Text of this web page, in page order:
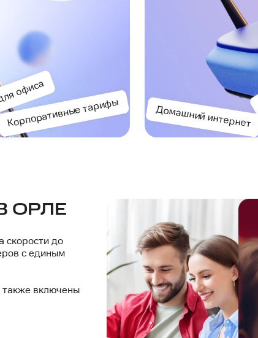
Корпоративные тарифы
офиса Домашний интернет
ОРЛЕ
скорости до
с единым
также включены